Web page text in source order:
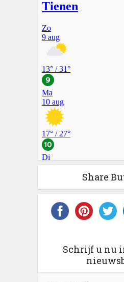
Share
Schrijf u nu